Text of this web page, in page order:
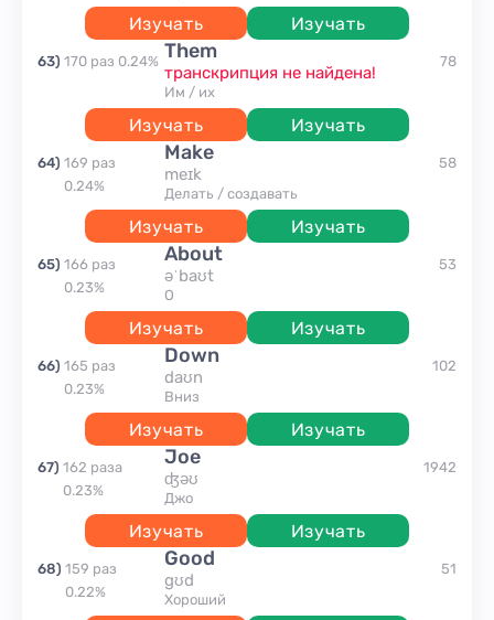
Изучать Изучать
63) 170 раз 0.24% them
транскрипция не найдена!
им / их
Изучать Изучать
78
64) 169 раз
0.24%
make
meɪk
делать / создавать
Изучать Изучать
58
65) 166 раз
0.23%
about
əˈbaʊt
о
Изучать Изучать
53
66) 165 раз
0.23%
down
daʊn
вниз
Изучать Изучать
102
67) 162 раза
0.23%
Joe
ʤəʊ
Джо
Изучать Изучать
1942
68) 159 раз
0.22%
good
gʊd
хороший
51